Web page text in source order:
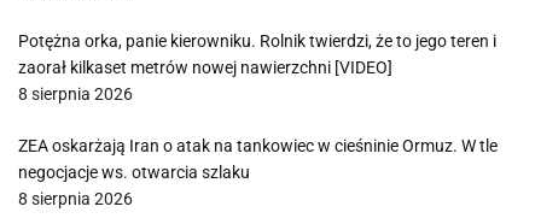
Potężna orka, panie kierowniku. Rolnik twierdzi, że to jego teren i
zaorał kilkaset metrów nowej nawierzchni [VIDEO]
8 sierpnia 2026
ZEA oskarżają Iran o atak na tankowiec w cieśninie Ormuz. W tle
negocjacje ws. otwarcia szlaku
8 sierpnia 2026